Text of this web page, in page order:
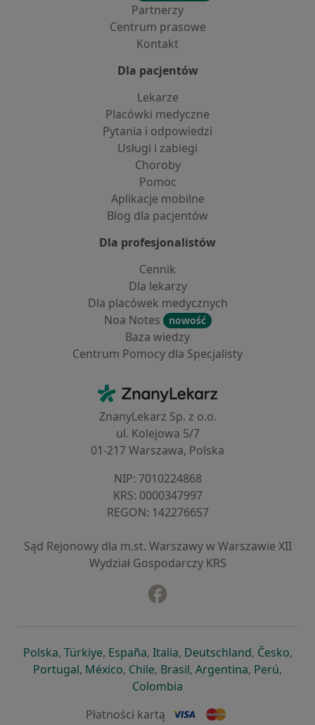
Partnerzy
Centrum prasowe
Kontakt
Dla pacjentów
Lekarze
Placówki medyczne
Pytania i odpowiedzi
Usługi i zabiegi
Choroby
Pomoc
Aplikacje mobilne
Blog dla pacjentów
Dla profesjonalistów
Cennik
Dla lekarzy
Dla placówek medycznych
Noa Notes
nowość
Baza wiedzy
Centrum Pomocy dla Specjalisty
ZnanyLekarz - Strona główna
ZnanyLekarz Sp. z o.o.
ul. Kolejowa 5/7
01-217 Warszawa, Polska
NIP: ⁠7010224868
KRS: ⁠0000347997
REGON: ⁠142276657
Sąd Rejonowy dla m.st. Warszawy w Warszawie XII
Wydział Gospodarczy KRS
Polskaotwiera się w nowej karcie
, Türkiyeotwiera się w nowej karcie
, Españaotwiera się w nowej karcie
, Italiaotwiera się w nowej
, Deutschlandotwiera się
, Česko,
Portugalotwiera się w nowej karcie
, Méxicootwiera się w nowej karcie
, Chileotwiera się w nowej karcie
, Brasilotwiera się w nowej
, Argentinaotwiera się
, Perú,
Colombia
Płatności kartą